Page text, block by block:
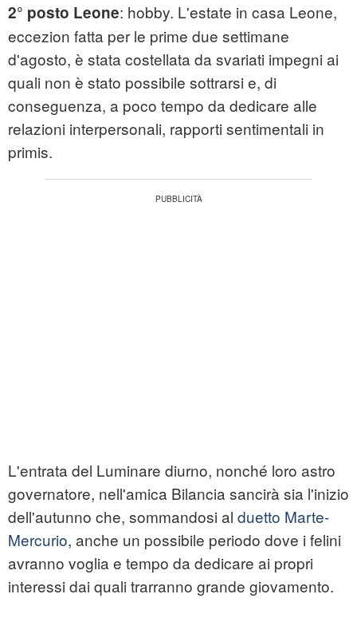
2° posto Leone: hobby. L'estate in casa Leone,
eccezion fatta per le prime due settimane
d'agosto, è stata costellata da svariati impegni ai
quali non è stato possibile sottrarsi e, di
conseguenza, a poco tempo da dedicare alle
relazioni interpersonali, rapporti sentimentali in
primis.
L'entrata del Luminare diurno, nonché loro astro
governatore, nell'amica Bilancia sancirà sia l'inizio
dell'autunno che, sommandosi al duetto Marte-
Mercurio, anche un possibile periodo dove i felini
avranno voglia e tempo da dedicare ai propri
interessi dai quali trarranno grande giovamento.